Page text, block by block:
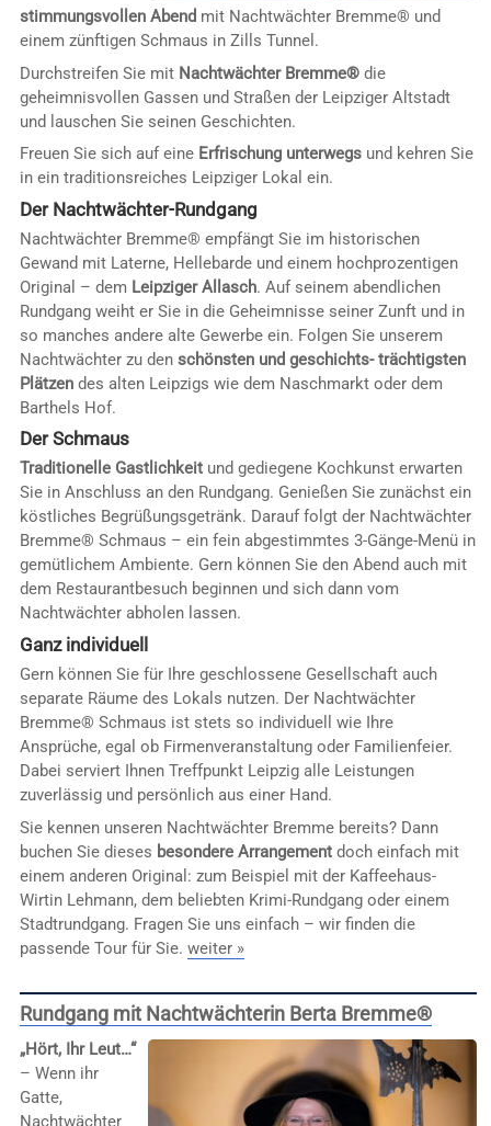
stimmungsvollen Abend mit Nachtwächter Bremme® und
einem zünftigen Schmaus in Zills Tunnel.
Durchstreifen Sie mit Nachtwächter Bremme®die
geheimnisvollen Gassen und Straßen der Leipziger Altstadt
und lauschen Sie seinen Geschichten.
Freuen Sie sich auf eine Erfrischung unterwegsund kehren Sie
in ein traditionsreiches Leipziger Lokal ein.
Der Nachtwächter-Rundgang
Nachtwächter Bremme® empfängt Sie im historischen
Gewand mit Laterne, Hellebarde und einem hochprozentigen
Original – dem Leipziger Allasch. Auf seinem abendlichen
Rundgang weiht er Sie in die Geheimnisse seiner Zunft und in
so manches andere alte Gewerbe ein. Folgen Sie unserem
Nachtwächter zu den schönsten und geschichts- trächtigsten
Plätzendes alten Leipzigs wie dem Naschmarkt oder dem
Barthels Hof.
Der Schmaus
Traditionelle Gastlichkeitund gediegene Kochkunst erwarten
Sie in Anschluss an den Rundgang. Genießen Sie zunächst ein
köstliches Begrüßungsgetränk. Darauf folgt der Nachtwächter
Bremme® Schmaus – ein fein abgestimmtes 3-Gänge-Menü in
gemütlichem Ambiente. Gern können Sie den Abend auch mit
dem Restaurantbesuch beginnen und sich dann vom
Nachtwächter abholen lassen.
Ganz individuell
Gern können Sie für Ihre geschlossene Gesellschaft auch
separate Räume des Lokals nutzen. Der Nachtwächter
Bremme® Schmaus ist stets so individuell wie Ihre
Ansprüche, egal ob Firmenveranstaltung oder Familienfeier.
Dabei serviert Ihnen Treffpunkt Leipzig alle Leistungen
zuverlässig und persönlich aus einer Hand.
Sie kennen unseren Nachtwächter Bremme bereits? Dann
buchen Sie dieses besondere Arrangementdoch einfach mit
einem anderen Original: zum Beispiel mit der Kaffeehaus-
Wirtin Lehmann, dem beliebten Krimi-Rundgang oder einem
Stadtrundgang. Fragen Sie uns einfach – wir finden die
passende Tour für Sie. weiter »
Rundgang mit Nachtwächterin Berta Bremme®
„Hört, Ihr Leut…“
– Wenn ihr
Gatte,
Nachtwächter